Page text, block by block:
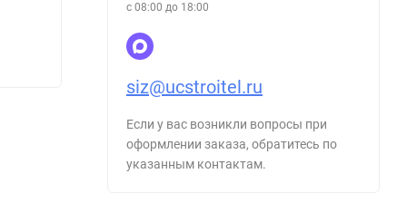
с 08:00 до 18:00
siz@ucstroitel.ru
Если у вас возникли вопросы при
оформлении заказа, обратитесь по
указанным контактам.